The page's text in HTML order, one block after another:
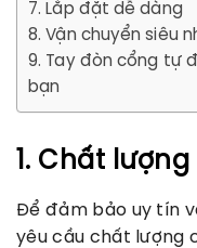
7. Lắp đặt dễ dàng
8. Vận chuyển siêu
9. Tay đòn cổng tự
bạn
1. Chất
Để đảm bảo uy tín
yêu cầu chất lượng